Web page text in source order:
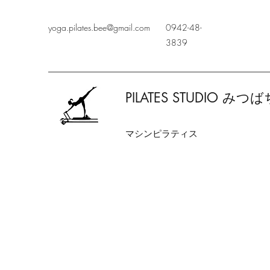
yoga.pilates.bee@gmail.com
0942-48-
3839
PILATES STUDIO みつば
​マシンピラティス